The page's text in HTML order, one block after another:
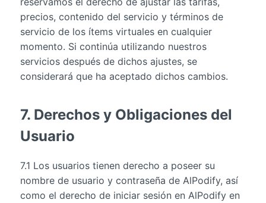
precios, contenido del servicio y términos de
servicio de los ítems virtuales en cualquier
momento. Si continúa utilizando nuestros
servicios después de dichos ajustes, se
considerará que ha aceptado dichos cambios.
7. Derechos y Obligaciones del
Usuario
7.1 Los usuarios tienen derecho a poseer su
nombre de usuario y contraseña de AlPodify, así
como el derecho de iniciar sesión en AlPodify en